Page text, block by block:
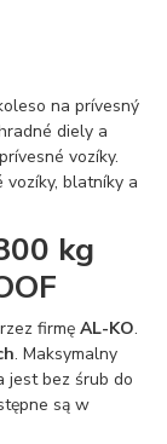
na prívesný
diely a
vozíky.
blatníky a
kg
firmęAL-KO.
. Maksymalny
jest bez śrub do
są w